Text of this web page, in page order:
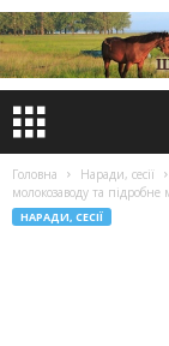
Головна Наради, сесії
молокозаводу та підробне
НАРАДИ, СЕСІЇ